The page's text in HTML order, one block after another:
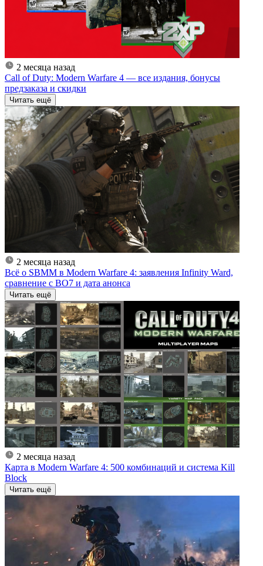
2 месяца назад
Call of Duty: Modern Warfare 4 — все издания, бонусы
предзаказа и скидки
Читать ещё
2 месяца назад
Всё о SBMM в Modern Warfare 4: заявления Infinity Ward,
сравнение с BO7 и дата анонса
Читать ещё
2 месяца назад
Карта в Modern Warfare 4: 500 комбинаций и система Kill
Block
Читать ещё